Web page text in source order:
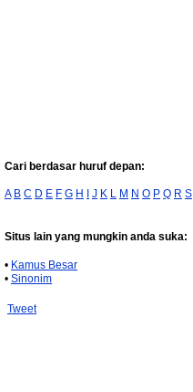
Cari berdasar huruf depan:
A B C D E F G H J K L M N O P Q R S
Situs lain yang mungkin anda suka:
• Kamus Besar
• Sinonim
Tweet